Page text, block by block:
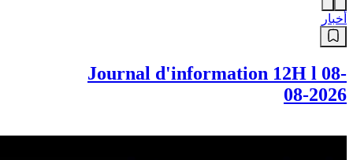
أخبار
Journal d'information 12H l 08-
08-2026